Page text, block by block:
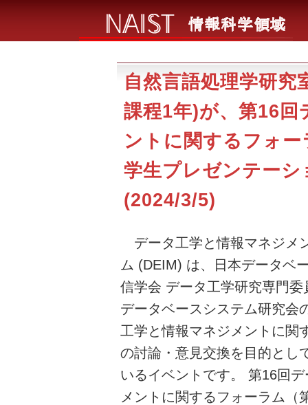
自然言語処理学研究
課程1年)が、第16回
ントに関するフォ
学生プレゼンテー
(2024/3/5)
データ工学と情報マネジメ
ム (DEIM) は、日本データベ
信学会 データ工学研究専門
データベースシステム研究会
工学と情報マネジメントに関
の討論・意見交換を目的とし
いるイベントです。 第16回
メントに関するフォーラム（